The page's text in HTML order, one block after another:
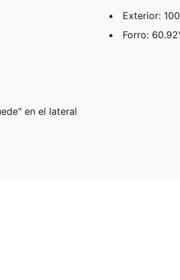
en el lateral
Exterior:
Forro: